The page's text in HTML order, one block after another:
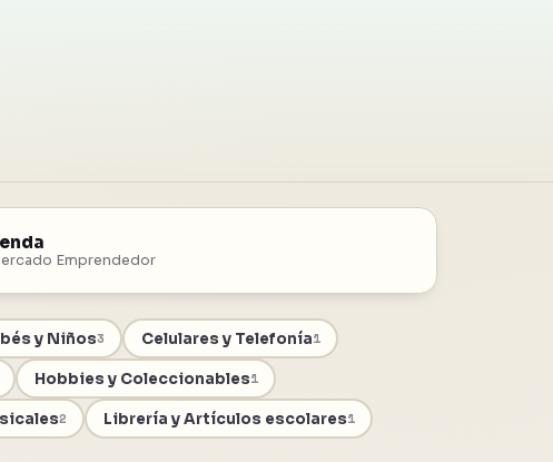
Emprendedor
y Niños3 Celulares y Telefonía1
Hobbies y Coleccionables1
2 Librería y Artículos escolares1